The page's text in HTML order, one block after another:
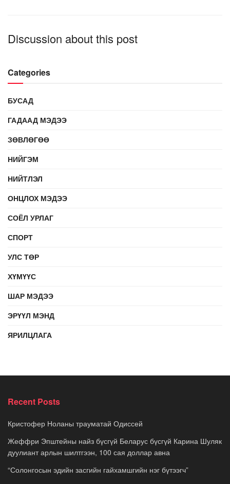
Discussion about this post
Categories
БУСАД
ГАДААД МЭДЭЭ
ЗӨВЛӨГӨӨ
НИЙГЭМ
НИЙТЛЭЛ
ОНЦЛОХ МЭДЭЭ
СОЁЛ УРЛАГ
СПОРТ
УЛС ТӨР
ХҮМҮҮС
ШАР МЭДЭЭ
ЭРҮҮЛ МЭНД
ЯРИЛЦЛАГА
Recent Posts
Кристофер Ноланы трауматай Одиссей
Жеффри Эпштейны найз бүсгүй Беларус бүсгүй Карина Шуляк
дуулиант арлын шилтгээн, 100 сая доллар авна
“Солонгосын эдийн засгийн гайхамшгийн нэг бүтээгч”